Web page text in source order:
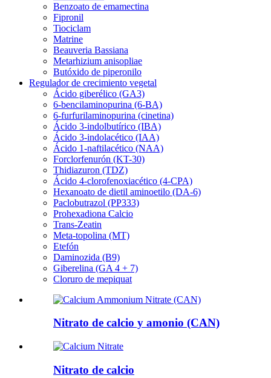
Benzoato de emamectina
Fipronil
Tiociclam
Matrine
Beauveria Bassiana
Metarhizium anisopliae
Butóxido de piperonilo
Regulador de crecimiento vegetal
Ácido giberélico (GA3)
6-bencilaminopurina (6-BA)
6-furfurilaminopurina (cinetina)
Ácido 3-indolbutírico (IBA)
Ácido 3-indolacético (IAA)
Ácido 1-naftilacético (NAA)
Forclorfenurón (KT-30)
Thidiazuron (TDZ)
Ácido 4-clorofenoxiacético (4-CPA)
Hexanoato de dietil aminoetilo (DA-6)
Paclobutrazol (PP333)
Prohexadiona Calcio
Trans-Zeatin
Meta-topolina (MT)
Etefón
Daminozida (B9)
Giberelina (GA 4 + 7)
Cloruro de mepiquat
Nitrato de calcio y amonio (CAN)
Nitrato de calcio